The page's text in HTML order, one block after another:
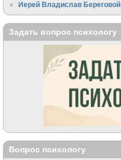
Иерей Владислав Береговой
Задать вопрос психологу
Вопрос психологу